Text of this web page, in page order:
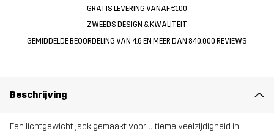
GRATIS LEVERING VANAF €100
ZWEEDS DESIGN & KWALITEIT
GEMIDDELDE BEOORDELING VAN 4.6 EN MEER DAN 840.000 REVIEWS
Beschrijving
Een lichtgewicht jack gemaakt voor ultieme veelzijdigheid in